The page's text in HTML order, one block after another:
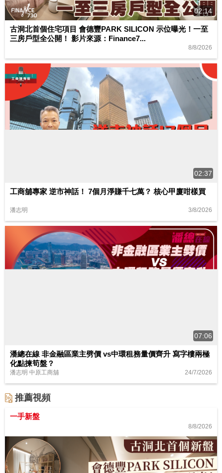
02:14
古洞北首個住宅項目 會德豐PARK SILICON 示位曝光！一至
三房戶型全公開！ 影片來源：Finance7...
8/8/2026
02:37
工商舖專家 逆市神話！ 7個月淨賺千七萬？ 核心甲廈咁樣買
潘志明 3/8/2026
07:06
潘總在線 非金融區業主劈價 vs中環租務量價齊升 寫字樓兩極
化點揀筍盤？
潘志明 中原工商舖 24/7/2026
推薦視頻
一手新盤
8/8/2026